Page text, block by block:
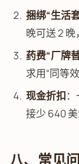
捆绑“生活
晚可送 2 晚
药费“厂牌
求用“同等
现金折扣
接少 640 美
八、常见